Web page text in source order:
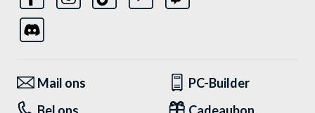
Mail ons
PC-Builder